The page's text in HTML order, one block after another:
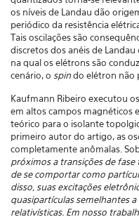
os níveis de Landau dão
periódico da resistência
Tais oscilações são
discretos dos anéis de
na qual os elétrons são
cenário, o spindo elétron não
Kaufmann Ribeiro executou
em altos campos magnéticos
teórico para o isolante
primeiro autor do artigo, as
completamente anômalas.
próximos a transições de
de se comportar como
disso, suas excitações
quasipartículas semelhantes
relativísticas. Em nosso